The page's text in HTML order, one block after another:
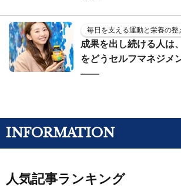
毎日を支える運動と栄養の整
成果を出し続ける人は
をどうセルフマネジメ
——
INFORMATION
人気記事ランキング